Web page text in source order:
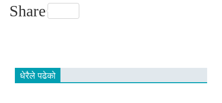
Share
धेरैले पढेको